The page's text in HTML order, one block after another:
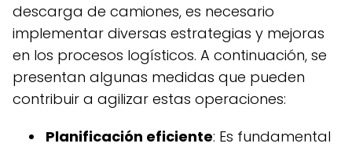
descarga de camiones, es necesario
implementar diversas estrategias y mejoras
en los procesos logísticos. A continuación, se
presentan algunas medidas que pueden
contribuir a agilizar estas operaciones:
Planificación eficiente: Es fundamental